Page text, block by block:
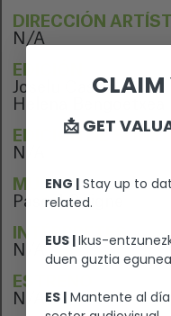
DIRECCIÓN
N/A
EDICIÓN
Joselu Castro
Helena Bengoetxea
EDICIÓN DE
N/A
MÚSICA
Pascal Gaigne
INTÉRPRETES
N/A
ESTRENO
N/A
CLAIM
📩 GET
ENG | Stay up to
related.
EUS |Ikus-
duen guztia
ES | Mantente al